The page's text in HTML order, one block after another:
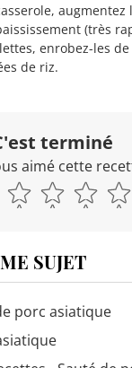
augmentez
(très
enrobez-les de
de riz.
terminé
aimé cette
SUJET
porc asiatique